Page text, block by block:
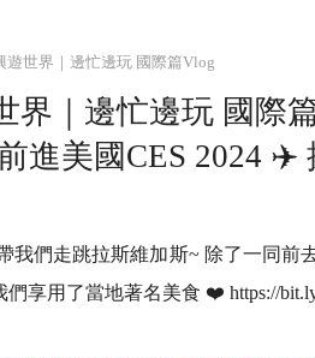
遊世界｜邊忙邊玩 國際篇Vlog
界｜邊忙邊玩 國際
進美國CES 2024 ✈️
我們走跳拉斯維加斯~ 除了一同前
們享用了當地著名美食 ❤️ https://